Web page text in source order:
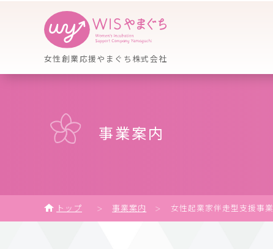
女性創業応援やまぐち株式会社
事業案内
トップ ＞ 事業案内 ＞ 女性起業家伴走型支援事業